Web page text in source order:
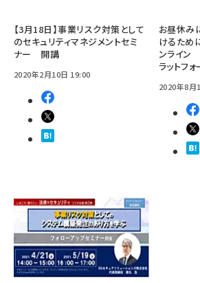
【3月18日】事業リスク対策として
のセキュリティマネジメントセミ
ナー 開講
2020年2月10日 19:00
お昼休み
けるため
ンライ
ラットフ
2020年8月